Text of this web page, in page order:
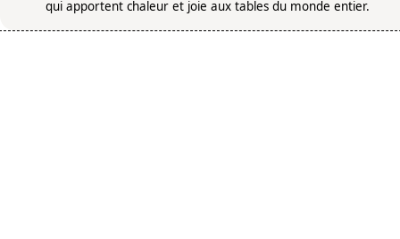
qui apportent chaleur et joie aux tables du monde entier.